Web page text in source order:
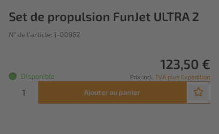
Set de propulsion FunJet ULTRA 2
N° de l'article: 1-00962
123,50 €
Prix incl. TVA plus Expédition
Disponible
Ajouter au panier